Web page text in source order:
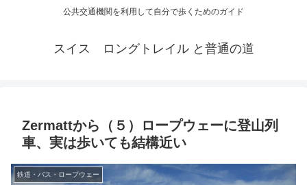
公共交通機関を利用して自分で歩くためのガイド
スイス ロングトレイル と普通の道
Zermattから（５）ロープウェーに登山列
車、実は歩いても結構近い
鉄道・バス・ロープウェー